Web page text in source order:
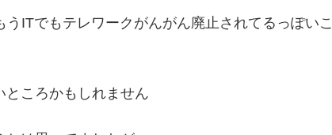
ITでもテレワークがんがん廃止されてるっぽいこ
ころかもしれません